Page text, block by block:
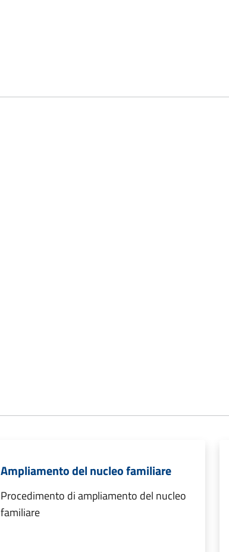
Ampliamento del nucleo familiare
Procedimento di ampliamento del nucleo
familiare